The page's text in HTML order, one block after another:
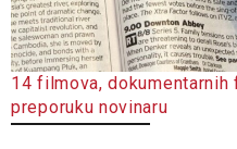
14 filmova,
preporuku novinaru